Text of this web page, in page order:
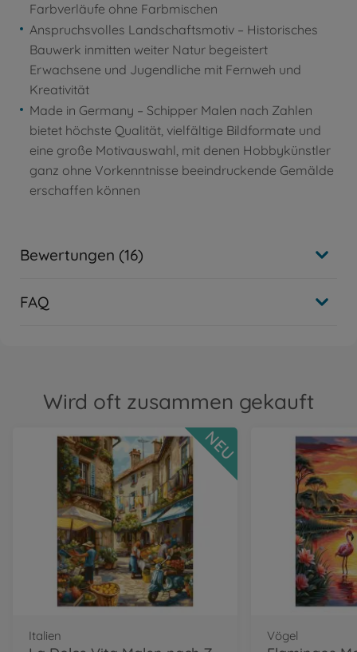
Farbverläufe ohne Farbmischen
Anspruchsvolles Landschaftsmotiv – Historisches
Bauwerk inmitten weiter Natur begeistert
Erwachsene und Jugendliche mit Fernweh und
Kreativität
Made in Germany – Schipper Malen nach Zahlen
bietet höchste Qualität, vielfältige Bildformate und
eine große Motivauswahl, mit denen Hobbykünstler
ganz ohne Vorkenntnisse beeindruckende Gemälde
erschaffen können
Bewertungen (16)
FAQ
Wird oft zusammen gekauft
Italien
NEU
Vögel